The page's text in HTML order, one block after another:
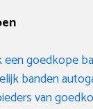
een goedkope
banden
van